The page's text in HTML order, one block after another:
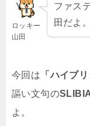
ロッキー
山田
ファス
田だよ。
今回は 「ハイブ
謳い文句の
よ。